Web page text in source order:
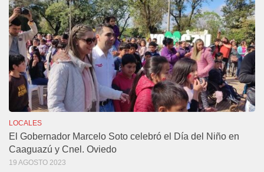
LOCALES
El Gobernador Marcelo Soto celebró el Día del Niño en
Caaguazú y Cnel. Oviedo
19 AGOSTO 2023